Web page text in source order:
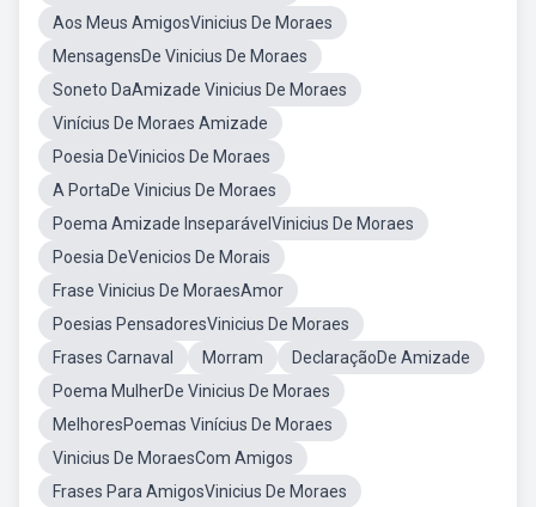
Aos Meus AmigosVinicius De Moraes
MensagensDe Vinicius De Moraes
Soneto DaAmizade Vinicius De Moraes
Vinícius De Moraes Amizade
Poesia DeVinicios De Moraes
A PortaDe Vinicius De Moraes
Poema Amizade InseparávelVinicius De Moraes
Poesia DeVenicios De Morais
Frase Vinicius De MoraesAmor
Poesias PensadoresVinicius De Moraes
Frases Carnaval
Morram
DeclaraçãoDe Amizade
Poema MulherDe Vinicius De Moraes
MelhoresPoemas Vinícius De Moraes
Vinicius De MoraesCom Amigos
Frases Para AmigosVinicius De Moraes